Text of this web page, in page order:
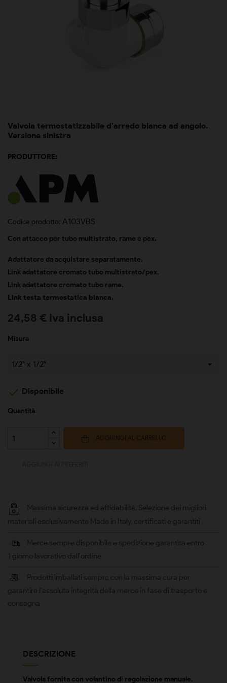
Valvola termostatizzabile d'arredo bianca ad angolo.
Versione sinistra
PRODUTTORE:
Codice prodotto: A103VBS
Con attacco per tubo multistrato, rame e pex.
Adattatore da acquistare separatamente.
Link adattatore cromato tubo multistrato/pex.
Link adattatore cromato tubo rame.
Link testa termostatica bianca.
24,58 € Iva inclusa
Misura
 Disponibile
Quantità
AGGIUNGI AL CARRELLO
DESCRIZIONE
Valvola fornita con volantino di regolazione manuale.